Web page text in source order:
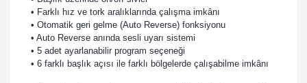
• Farklı hız ve tork aralıklarında çalışma imkânı
• Otomatik geri gelme (Auto Reverse) fonksiyonu
• Auto Reverse anında sesli uyarı sistemi
• 5 adet ayarlanabilir program seçeneği
• 6 farklı başlık açısı ile farklı bölgelerde çalışabilme imkânı